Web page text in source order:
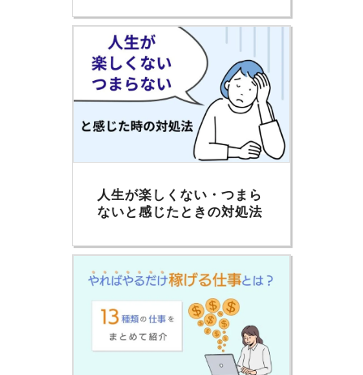
人生が楽しくない・つまら
ないと感じたときの対処法